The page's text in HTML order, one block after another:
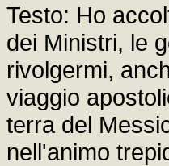
Testo: Ho
dei Ministri, le
rivolgermi,
viaggio
terra del
nell'animo